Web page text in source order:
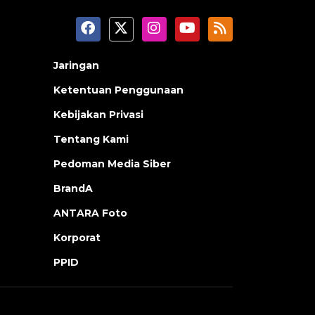
Jaringan
Ketentuan Penggunaan
Kebijakan Privasi
Tentang Kami
Pedoman Media Siber
BrandA
ANTARA Foto
Korporat
PPID